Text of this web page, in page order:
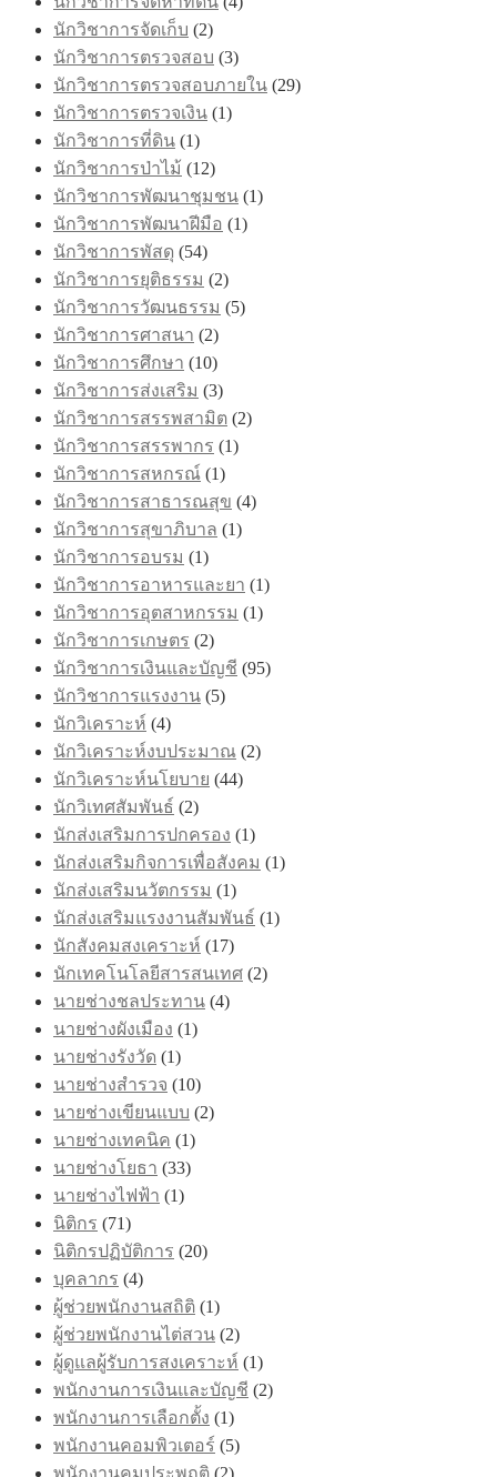
นักวิชาการจัดเก็บ (2)
นักวิชาการตรวจสอบ (3)
นักวิชาการตรวจสอบภายใน (29)
นักวิชาการตรวจเงิน (1)
นักวิชาการที่ดิน (1)
นักวิชาการป่าไม้ (12)
นักวิชาการพัฒนาชุมชน (1)
นักวิชาการพัฒนาฝีมือ (1)
นักวิชาการพัสดุ (54)
นักวิชาการยุติธรรม (2)
นักวิชาการวัฒนธรรม (5)
นักวิชาการศาสนา (2)
นักวิชาการศึกษา (10)
นักวิชาการส่งเสริม (3)
นักวิชาการสรรพสามิต (2)
นักวิชาการสรรพากร (1)
นักวิชาการสหกรณ์ (1)
นักวิชาการสาธารณสุข (4)
นักวิชาการสุขาภิบาล (1)
นักวิชาการอบรม (1)
นักวิชาการอาหารและยา (1)
นักวิชาการอุตสาหกรรม (1)
นักวิชาการเกษตร (2)
นักวิชาการเงินและบัญชี (95)
นักวิชาการแรงงาน (5)
นักวิเคราะห์ (4)
นักวิเคราะห์งบประมาณ (2)
นักวิเคราะห์นโยบาย (44)
นักวิเทศสัมพันธ์ (2)
นักส่งเสริมการปกครอง (1)
นักส่งเสริมกิจการเพื่อสังคม (1)
นักส่งเสริมนวัตกรรม (1)
นักส่งเสริมแรงงานสัมพันธ์ (1)
นักสังคมสงเคราะห์ (17)
นักเทคโนโลยีสารสนเทศ (2)
นายช่างชลประทาน (4)
นายช่างผังเมือง (1)
นายช่างรังวัด (1)
นายช่างสำรวจ (10)
นายช่างเขียนแบบ (2)
นายช่างเทคนิค (1)
นายช่างโยธา (33)
นายช่างไฟฟ้า (1)
นิติกร (71)
นิติกรปฏิบัติการ (20)
บุคลากร (4)
ผู้ช่วยพนักงานสถิติ (1)
ผู้ช่วยพนักงานไต่สวน (2)
ผู้ดูแลผู้รับการสงเคราะห์ (1)
พนักงานการเงินและบัญชี (2)
พนักงานการเลือกตั้ง (1)
พนักงานคอมพิวเตอร์ (5)
พนักงานคุมประพฤติ (2)